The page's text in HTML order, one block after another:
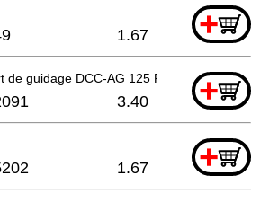
+
1.67
de guidage DCC-AG 125 FH +
3.40
+
1.67